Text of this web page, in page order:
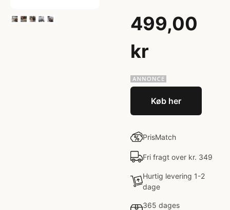
499,00
kr
Køb her
PrisMatch
Fri fragt over kr. 349
Hurtig levering 1-2
dage
365 dages